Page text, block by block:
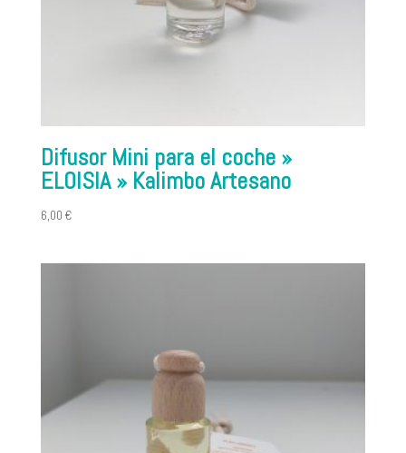
Difusor Mini para el coche »
ELOISIA » Kalimbo Artesano
6,00 €